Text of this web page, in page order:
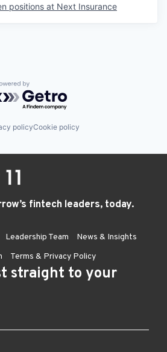
positions at Next Insurance
by Getro.com
policyCookie policy
fintech leaders, today.
Leadership Team
News & Insights
Terms & Privacy Policy
straight to your